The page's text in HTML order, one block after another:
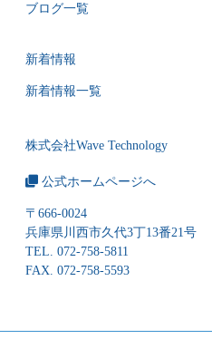
ブログ一覧
新着情報
新着情報一覧
株式会社Wave Technology
公式ホームページへ
〒666-0024
兵庫県川西市久代3丁13番21号
TEL. 072-758-5811
FAX. 072-758-5593